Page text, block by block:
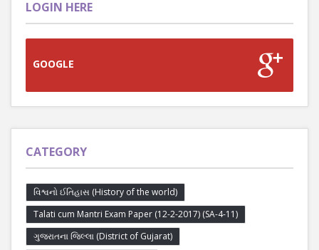
LOGIN HERE
GOOGLE
CATEGORY
વિશ્વનો ઈતિહાસ (History of the world)
Talati cum Mantri Exam Paper (12-2-2017) (SA-4-11)
ગુજરાતના જિલ્લા (District of Gujarat)